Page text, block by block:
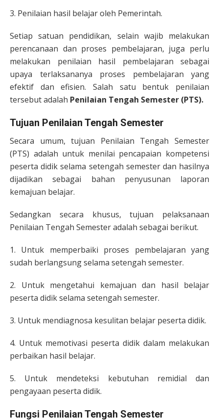
3. Penilaian hasil belajar oleh Pemerintah.
Setiap satuan pendidikan, selain wajib melakukan
perencanaan dan proses pembelajaran, juga perlu
melakukan penilaian hasil pembelajaran sebagai
upaya terlaksananya proses pembelajaran yang
efektif dan efisien. Salah satu bentuk penilaian
tersebut adalah Penilaian Tengah Semester (PTS).
Tujuan Penilaian Tengah Semester
Secara umum, tujuan Penilaian Tengah Semester
(PTS) adalah untuk menilai pencapaian kompetensi
peserta didik selama setengah semester dan hasilnya
dijadikan sebagai bahan penyusunan laporan
kemajuan belajar.
Sedangkan secara khusus, tujuan pelaksanaan
Penilaian Tengah Semester adalah sebagai berikut.
1. Untuk memperbaiki proses pembelajaran yang
sudah berlangsung selama setengah semester.
2. Untuk mengetahui kemajuan dan hasil belajar
peserta didik selama setengah semester.
3. Untuk mendiagnosa kesulitan belajar peserta didik.
4. Untuk memotivasi peserta didik dalam melakukan
perbaikan hasil belajar.
5. Untuk mendeteksi kebutuhan remidial dan
pengayaan peserta didik.
Fungsi Penilaian Tengah Semester